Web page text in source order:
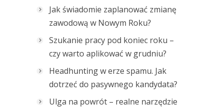
Jak świadomie zaplanować zmianę
zawodową w Nowym Roku?
Szukanie pracy pod koniec roku –
czy warto aplikować w grudniu?
Headhunting w erze spamu. Jak
dotrzeć do pasywnego kandydata?
Ulga na powrót – realne narzędzie